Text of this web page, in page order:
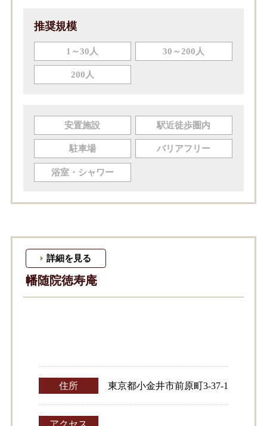
推奨規模
1～30人 30～200人
200人
安置施設 駅近徒歩圏内
駐車場 バリアフリー
浴室・シャワー
幡随院徳寿庵
詳細を見る
住所 東京都小金井市前原町3-37-1
アクセス